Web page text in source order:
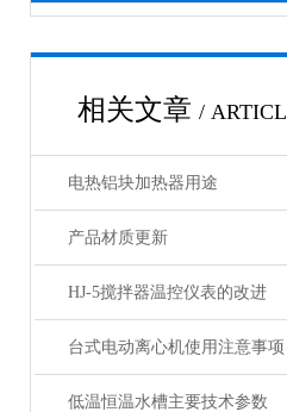
相关文章 /
电热铝块加热器用途
产品材质更新
HJ-5搅拌器温控仪表的改进
台式电动离心机使用注意事项
低温恒温水槽主要技术参数